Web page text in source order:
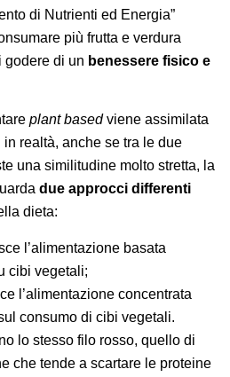
di Nutrienti ed Energia”
più frutta e verdura
godere di un benessere fisico e
plant basedviene assimilata
realtà, anche se tra le due
una similitudine molto stretta, la
due approcci differenti
dieta:
l’alimentazione basata
cibi vegetali;
l’alimentazione concentrata
consumo di cibi vegetali.
lo stesso filo rosso, quello di
che tende a scartare le proteine